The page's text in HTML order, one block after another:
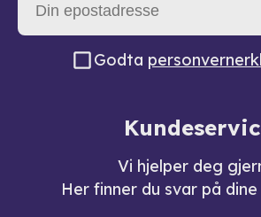
Godta
Vi hjelper deg
Her finner du svar på